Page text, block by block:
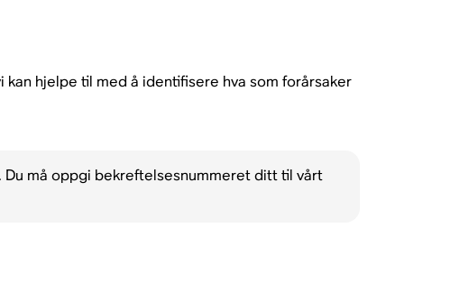
hjelpe til med å identifisere hva som forårsaker
må oppgi bekreftelsesnummeret ditt til vårt